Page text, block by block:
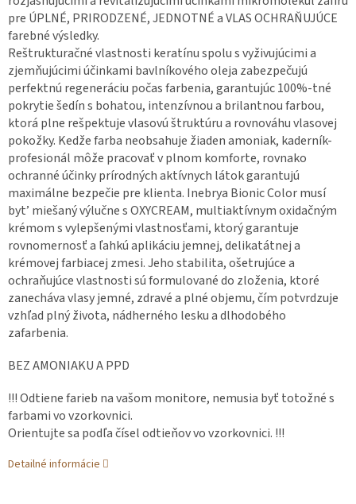
pre ÚPLNÉ, PRIRODZENÉ, JEDNOTNÉ a VLAS OCHRAŇUJÚCE
farebné výsledky.
Reštrukturačné vlastnosti keratínu spolu s vyživujúcimi a
zjemňujúcimi účinkami bavlníkového oleja zabezpečujú
perfektnú regeneráciu počas farbenia, garantujúc 100%-tné
pokrytie šedín s bohatou, intenzívnou a brilantnou farbou,
ktorá plne rešpektuje vlasovú štruktúru a rovnováhu vlasovej
pokožky. Kedže farba neobsahuje žiaden amoniak, kaderník-
profesionál môže pracovať v plnom komforte, rovnako
ochranné účinky prírodných aktívnych látok garantujú
maximálne bezpečie pre klienta. Inebrya Bionic Color musí
byt’ miešaný výlučne s OXYCREAM, multiaktívnym oxidačným
krémom s vylepšenými vlastnosťami, ktorý garantuje
rovnomernosť a ľahkú aplikáciu jemnej, delikatátnej a
krémovej farbiacej zmesi. Jeho stabilita, ošetrujúce a
ochraňujúce vlastnosti sú formulované do zloženia, ktoré
zanecháva vlasy jemné, zdravé a plné objemu, čím potvrdzuje
vzhľad plný života, nádherného lesku a dlhodobého
zafarbenia.
BEZ AMONIAKU A PPD
!!! Odtiene farieb na vašom monitore, nemusia byť totožné s
farbami vo vzorkovnici.
Orientujte sa podľa čísel odtieňov vo vzorkovnici. !!!
Detailné informácie